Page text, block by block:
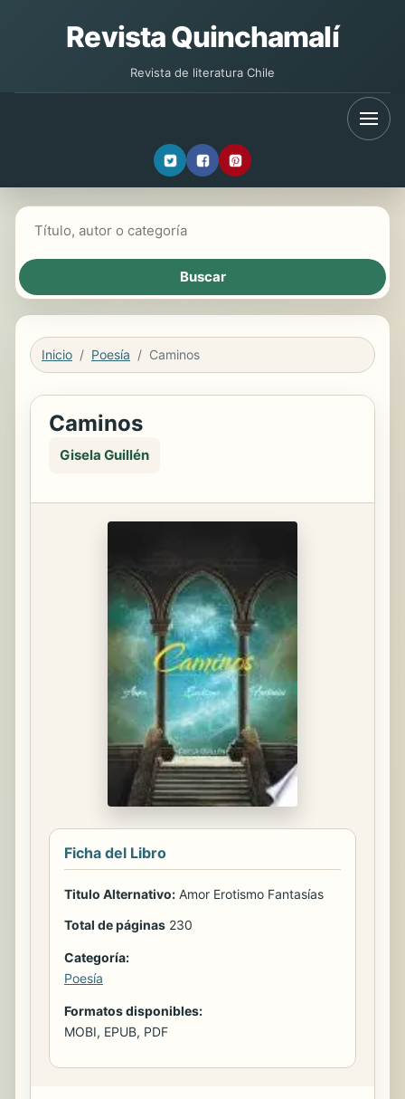
Revista Quinchamalí
Revista de literatura Chile
Inicio Poesía Caminos
Caminos
Gisela Guillén
Ficha del Libro
Titulo Alternativo: Amor Erotismo Fantasías
Total de páginas 230
Categoría:
Poesía
Formatos disponibles:
MOBI, EPUB, PDF